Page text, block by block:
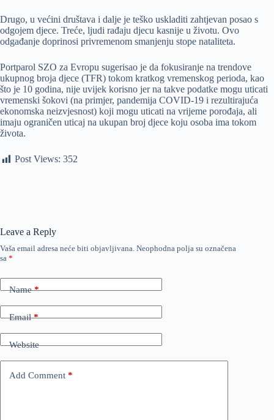
Drugo, u većini društava i dalje je teško uskladiti zahtjevan posao s
odgojem djece. Treće, ljudi rađaju djecu kasnije u životu. Ovo
odgađanje doprinosi privremenom smanjenju stope nataliteta.
Portparol SZO za Evropu sugerisao je da fokusiranje na trendove
ukupnog broja djece (TFR) tokom kratkog vremenskog perioda, kao
što je 10 godina, nije uvijek korisno jer na takve podatke mogu uticati
vremenski šokovi (na primjer, pandemija COVID-19 i rezultirajuća
ekonomska neizvjesnost) koji mogu uticati na vrijeme porođaja, ali
imaju ograničen uticaj na ukupan broj djece koju osoba ima tokom
života.
Post Views: 352
Leave a Reply
Vaša email adresa neće biti objavljivana. Neophodna polja su označena
sa *
Name*
Email*
Website
Add Comment *